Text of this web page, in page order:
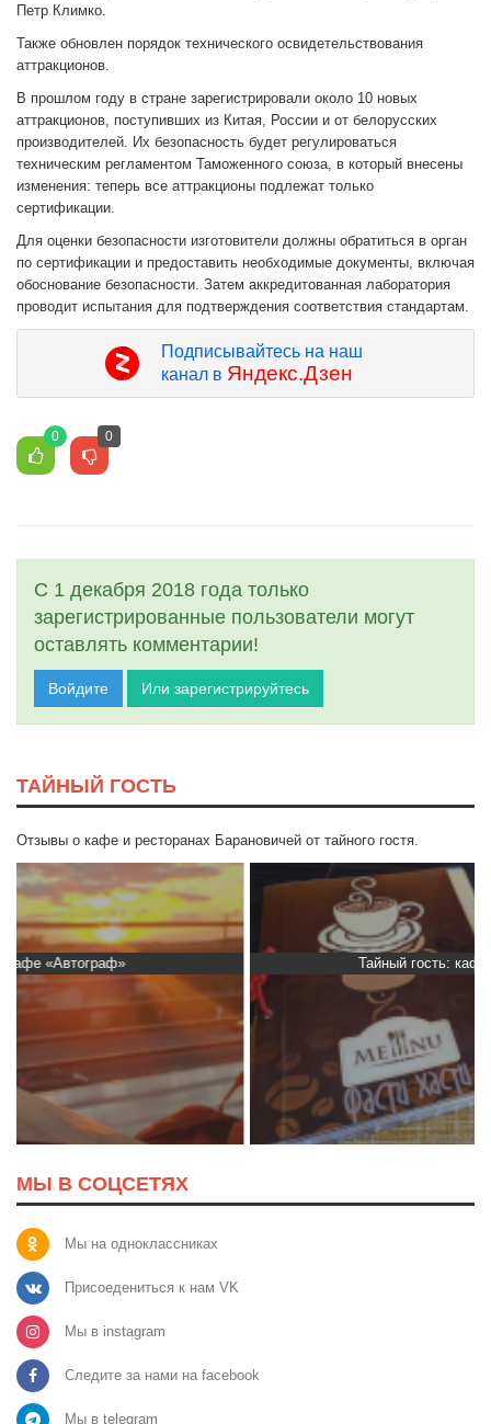
Петр Климко.
Также обновлен порядок технического освидетельствования
аттракционов.
В прошлом году в стране зарегистрировали около 10 новых
аттракционов, поступивших из Китая, России и от белорусских
производителей. Их безопасность будет регулироваться
техническим регламентом Таможенного союза, в который внесены
изменения: теперь все аттракционы подлежат только
сертификации.
Для оценки безопасности изготовители должны обратиться в орган
по сертификации и предоставить необходимые документы, включая
обоснование безопасности. Затем аккредитованная лаборатория
проводит испытания для подтверждения соответствия стандартам.
Подписывайтесь на наш
канал в Яндекс.Дзен
0 0
С 1 декабря 2018 года только
зарегистрированные пользователи могут
оставлять комментарии!
Войдите Или зарегистрируйтесь
ТАЙНЫЙ ГОСТЬ
Отзывы о кафе и ресторанах Барановичей от тайного гостя.
Тайный гость: кафе «Фасти Хасти»
МЫ В СОЦСЕТЯХ
Мы на одноклассниках
Присоедениться к нам VK
Мы в instagram
Следите за нами на facebook
Мы в telegram